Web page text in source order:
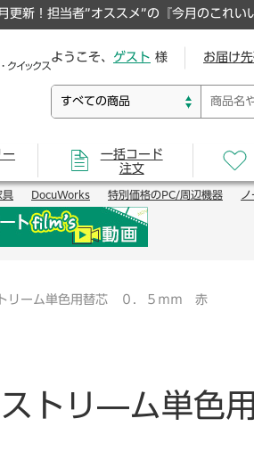
更新！担当者”オススメ”の『今月のこれい
ようこそ、 ゲスト 様 お届け
ー
一括コード
注文
具 DocuWorks 特別価格のPC/周辺機器 ノ
リーム単色用替芯 ０．５ｍｍ 赤
ストリ―ム単